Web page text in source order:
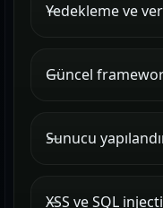
Yedekleme ve
Güncel
Sunucu
XSS ve SQL